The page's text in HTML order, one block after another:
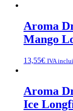
Aroma
Mango
13,55€ IVA
Aroma
Ice